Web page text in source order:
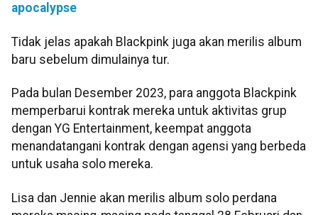
apocalypse
Tidak jelas apakah Blackpink juga akan merilis album
baru sebelum dimulainya tur.
Pada bulan Desember 2023, para anggota Blackpink
memperbarui kontrak mereka untuk aktivitas grup
dengan YG Entertainment, keempat anggota
menandatangani kontrak dengan agensi yang berbeda
untuk usaha solo mereka.
Lisa dan Jennie akan merilis album solo perdana